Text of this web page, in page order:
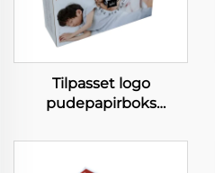
Tilpasset logo
pudepapirboks
fliseret karton
husholdningsprodukter